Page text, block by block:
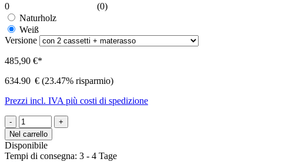
0
(0)
Naturholz
Weiß
Versione
485,90 €*
634.90 € (23.47% risparmio)
Prezzi incl. IVA più costi di spedizione
-
+
Nel carrello
Disponibile
Tempi di consegna: 3 - 4 Tage